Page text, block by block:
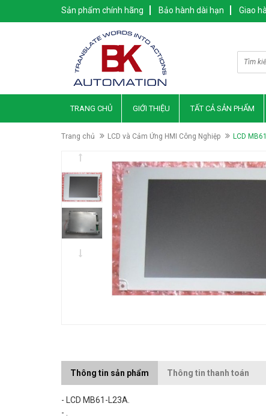
Sản phẩm chính hãng Bảo hành dài hạn Giao
TRANG CHỦ GIỚI THIỆU TẤT CẢ SẢN PHẨM
Trang chủ LCD và Cảm Ứng HMI Công Nghiệp LCD
Thông tin sản phẩm Thông tin thanh toán
- LCD MB61-L23A.
- .